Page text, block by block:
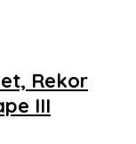
Rekor
III